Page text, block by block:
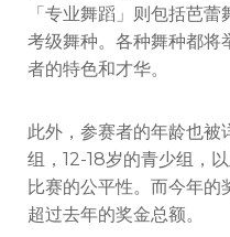
「专业舞蹈」则包括芭
考级舞种。各种舞种都将
者的特色和才华。
此外，参赛者的年龄也被
组，12-18岁的青少组，
比赛的公平性。而今年
超过去年的奖金总额。